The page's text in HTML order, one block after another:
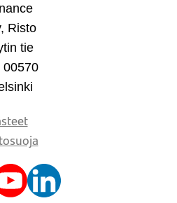
Risto
tie
00570